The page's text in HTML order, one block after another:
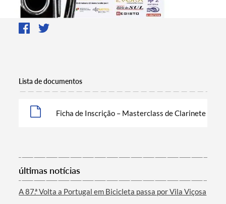
Termo de Pesquisa
Lista de documentos
Ficha de Inscrição – Masterclass de Clarinete
últimas notícias
A 87.ª Volta a Portugal em Bicicleta passa por Vila Viçosa